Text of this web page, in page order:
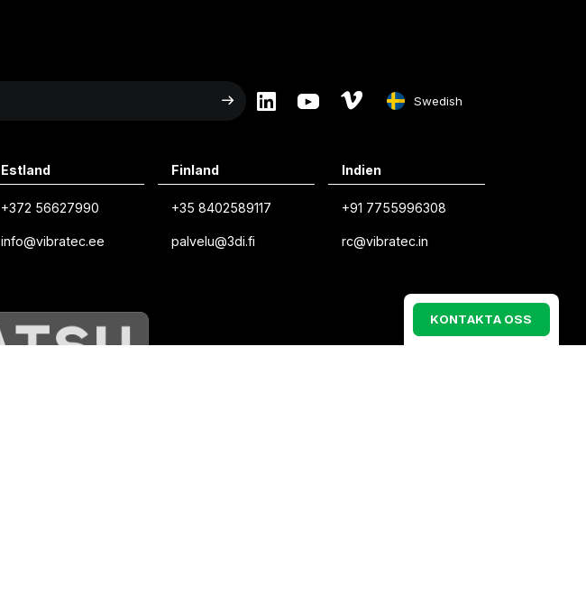
KONTAKTA OSS
Swedish
Norwegian
French
Finnish
Estland
+372 56627990
info@vibratec.ee
Finland
+35 8402589117
palvelu@3di.fi
Indien
+91 7755996308
rc@vibratec.in